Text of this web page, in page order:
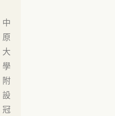
中
原
大
學
附
設
冠